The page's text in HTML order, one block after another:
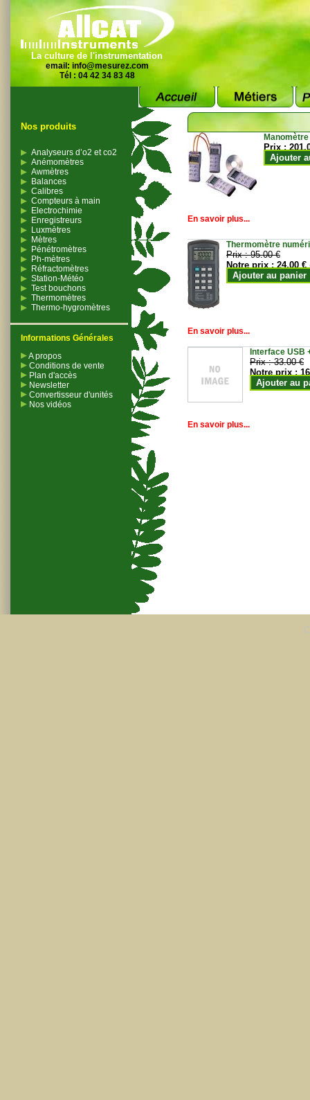
La culture de l'instrumentation
email: info@mesurez.com
Tél : 04 42 34 83 48
Nos produits
Analyseurs d’o2 et co2
Anémomètres
Awmètres
Balances
Calibres
Compteurs à main
Electrochimie
Enregistreurs
Luxmètres
Mètres
Pénétromètres
Ph-mètres
Réfractomètres
Station-Météo
Test bouchons
Thermomètres
Thermo-hygromètres
Informations Générales
A propos
Conditions de vente
Plan d'accès
Newsletter
Convertisseur d'unités
Nos vidéos
Prix :
Ajouter
En savoir plus...
Thermomètre
Prix :95.00 €
Notre prix :24.00 €
Ajouter au panier
En savoir plus...
Interface USB
Prix :33.00 €
Notre prix :
Ajouter au
En savoir plus...